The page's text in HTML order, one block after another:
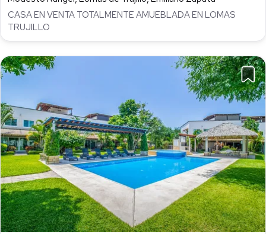
CASA EN VENTA TOTALMENTE AMUEBLADA EN LOMAS
TRUJILLO